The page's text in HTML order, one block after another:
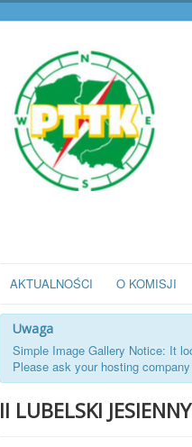
AKTUALNOŚCI O KOMISJI
Uwaga
Simple Image Gallery Notice: It
Please ask your hosting
II LUBELSKI